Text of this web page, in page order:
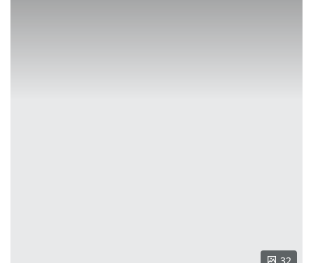
32